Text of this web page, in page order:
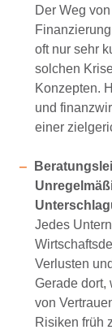
Der Weg
oft nur sehr
solchen
Konzepten.
und
einer
Jedes
Verlusten
Gerade dort,
von
Risiken früh